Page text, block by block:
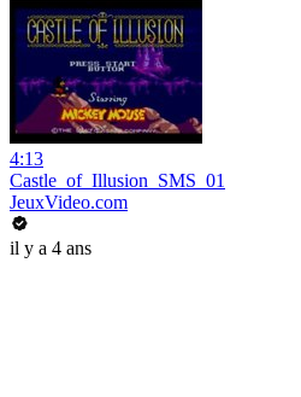
4:13
Castle_of_Illusion_SMS_01
JeuxVideo.com
il y a 4 ans